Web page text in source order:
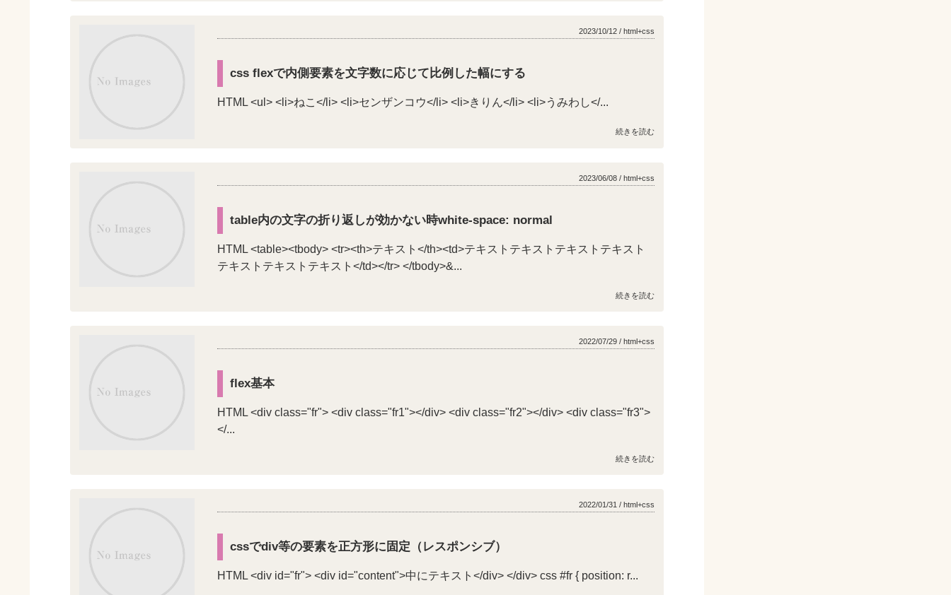
2023/10/12 / html+css
css flexで内側要素を文字数に応じて比例した幅にする
HTML <ul> <li>ねこ</li> <li>センザンコウ</li> <li>きりん</li> <li>うみわし</...
続きを読む
2023/06/08 / html+css
table内の文字の折り返しが効かない時white-space: normal
HTML <table><tbody> <tr><th>テキスト</th><td>テキストテキストテキストテキスト
テキストテキストテキスト</td></tr> </tbody>&...
続きを読む
2022/07/29 / html+css
flex基本
HTML <div class="fr"> <div class="fr1"></div> <div class="fr2"></div> <div class="fr3">
</...
続きを読む
2022/01/31 / html+css
cssでdiv等の要素を正方形に固定（レスポンシブ）
HTML <div id="fr"> <div id="content">中にテキスト</div> </div> css #fr { position: r...